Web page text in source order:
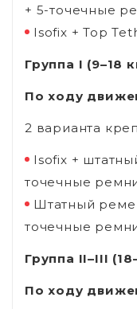
+ 5-точечные
Isofix + Top
Группа I (9–18
По ходу
2 варианта
Isofix +
точечные
Штатный
точечные
Группа II–III
По ходу